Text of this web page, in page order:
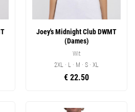
Joey's Midnight Club DWMT
(Dames)
Wit
2XL · L · M · S · XL
€ 22.50